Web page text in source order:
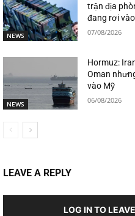
NEWS
trận địa
đang rơi
07/08/2026
NEWS
Hormuz:
Oman
vào Mỹ
06/08/2026
LEAVE A REPLY
LOG IN TO